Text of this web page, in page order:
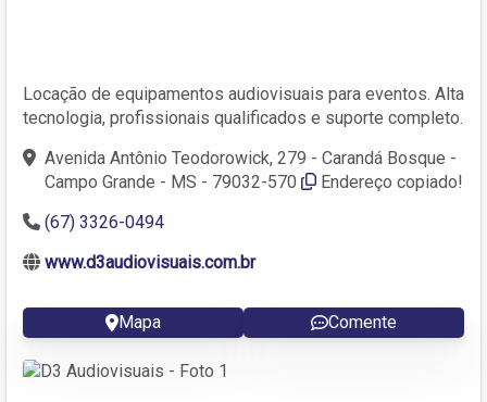
Locação de equipamentos audiovisuais para eventos. Alta
tecnologia, profissionais qualificados e suporte completo.
Avenida Antônio Teodorowick, 279 - Carandá Bosque -
Campo Grande - MS - 79032-570
Endereço copiado!
(67) 3326-0494
www.d3audiovisuais.com.br
Mapa Comente